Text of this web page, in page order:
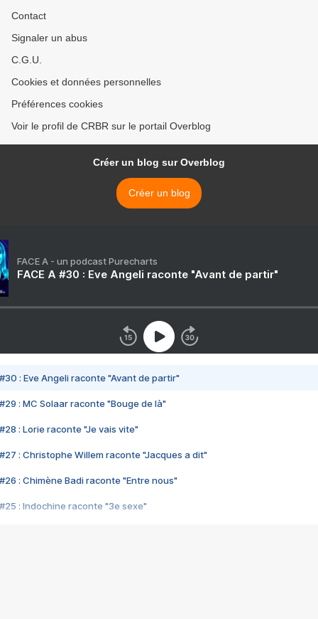
Contact
Signaler un abus
C.G.U.
Cookies et données personnelles
Préférences cookies
Voir le profil de CRBR sur le portail Overblog
Créer un blog sur Overblog
Créer un blog
FACE A - un podcast Purecharts
FACE A #30 : Eve Angeli raconte "Avant de partir"
#30 : Eve Angeli raconte "Avant de partir"
#29 : MC Solaar raconte "Bouge de là"
#28 : Lorie raconte "Je vais vite"
#27 : Christophe Willem raconte "Jacques a dit"
#26 : Chimène Badi raconte "Entre nous"
#25 : Indochine raconte "3e sexe"